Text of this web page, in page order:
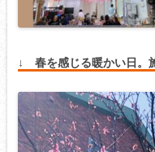
↓ 春を感じる暖かい日。